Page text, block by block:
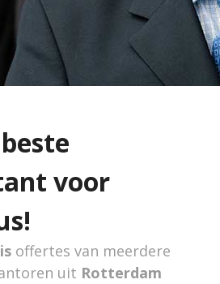
voor
offertes van meerdere
uit Rotterdam